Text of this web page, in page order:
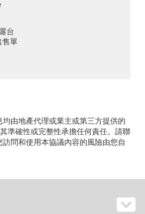
台
售單
由地產代理或業主或第三方提供的
準確性或完整性承擔任何責任。請聯
問和使用本協議內容的風險由您自